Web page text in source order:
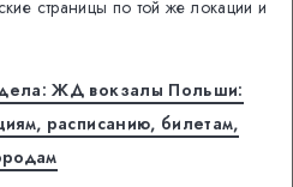
страницы по той же локации и
ЖД вокзалы Польши:
расписанию, билетам,